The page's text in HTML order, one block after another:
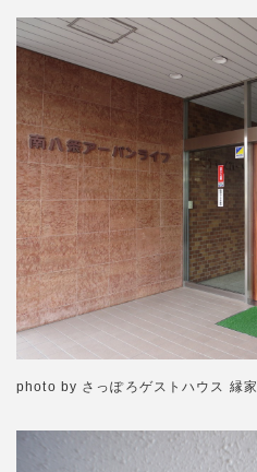
photo by さっぽろゲストハウス 縁家